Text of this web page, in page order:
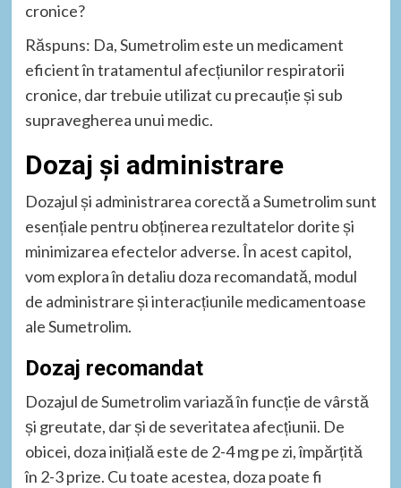
cronice?
Răspuns: Da, Sumetrolim este un medicament
eficient în tratamentul afecțiunilor respiratorii
cronice, dar trebuie utilizat cu precauție și sub
supravegherea unui medic.
Dozaj și administrare
Dozajul și administrarea corectă a Sumetrolim sunt
esențiale pentru obținerea rezultatelor dorite și
minimizarea efectelor adverse. În acest capitol,
vom explora în detaliu doza recomandată, modul
de administrare și interacțiunile medicamentoase
ale Sumetrolim.
Dozaj recomandat
Dozajul de Sumetrolim variază în funcție de vârstă
și greutate, dar și de severitatea afecțiunii. De
obicei, doza inițială este de 2-4 mg pe zi, împărțită
în 2-3 prize. Cu toate acestea, doza poate fi